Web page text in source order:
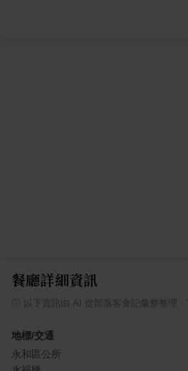
餐廳詳細資訊
ⓘ 以下資訊由 AI 從部落客食記彙整整理
地標/交通
永和區公所